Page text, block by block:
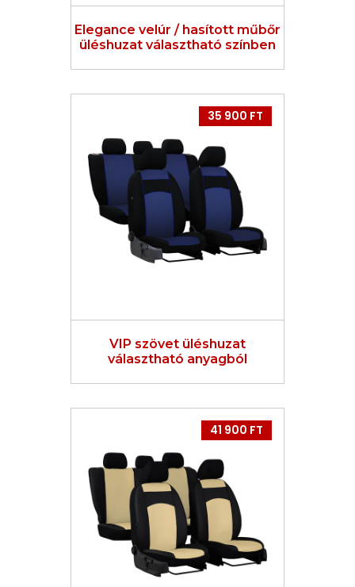
Elegance velúr / hasított műbőr
üléshuzat választható színben
35 900 FT
VIP szövet üléshuzat
választható anyagból
41 900 FT